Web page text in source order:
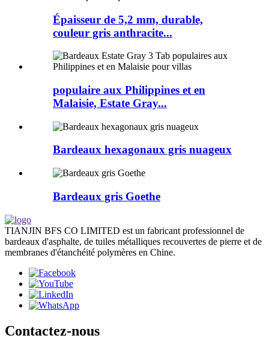
Épaisseur de 5,2 mm, durable,
couleur gris anthracite...
populaire aux Philippines et en
Malaisie, Estate Gray...
Bardeaux hexagonaux gris nuageux
Bardeaux gris Goethe
TIANJIN BFS CO LIMITED est un fabricant professionnel de
bardeaux d'asphalte, de tuiles métalliques recouvertes de pierre et de
membranes d'étanchéité polymères en Chine.
Contactez-nous